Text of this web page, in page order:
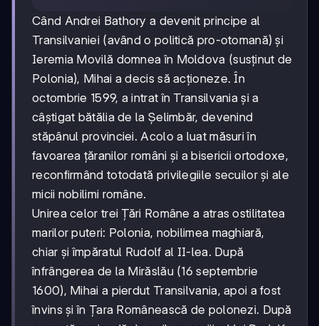
Când Andrei Bathory a devenit principe al
Transilvaniei (având o politică pro-otomană) și
Ieremia Movilă domnea în Moldova (susținut de
Polonia), Mihai a decis să acționeze. În
octombrie 1599, a intrat în Transilvania și a
câștigat bătălia de la Șelimbăr, devenind
stăpânul provinciei. Acolo a luat măsuri în
favoarea țăranilor români și a bisericii ortodoxe,
reconfirmând totodată privilegiile secuilor și ale
micii nobilimi române.
Unirea celor trei Țări Române a atras ostilitatea
marilor puteri: Polonia, nobilimea maghiară,
chiar și împăratul Rudolf al II-lea. După
înfrângerea de la Mirăslău (16 septembrie
1600), Mihai a pierdut Transilvania, apoi a fost
învins și în Țara Românească de polonezi. După